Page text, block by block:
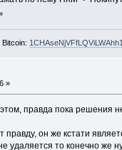
»
правда пока
правду, он же кстати
удаляется то конечно же